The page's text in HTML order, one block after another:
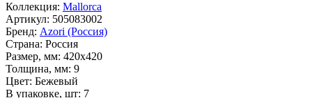
Коллекция: Mallorca
Артикул: 505083002
Бренд: Azori (Россия)
Страна: Россия
Размер, мм: 420x420
Толщина, мм: 9
Цвет: Бежевый
В упаковке, шт: 7